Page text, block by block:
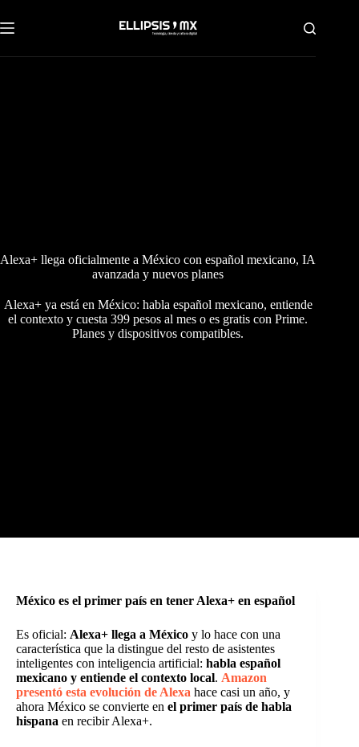
al
contenido
Alexa+ llega oficialmente a México con español mexicano, IA
avanzada y nuevos planes
Alexa+ ya está en México: habla español mexicano, entiende
el contexto y cuesta 399 pesos al mes o es gratis con Prime.
Planes y dispositivos compatibles.
México es el primer país en tener Alexa+ en español
Es oficial: Alexa+ llega a México y lo hace con una
característica que la distingue del resto de asistentes
inteligentes con inteligencia artificial: habla español
mexicano y entiende el contexto local. Amazon
presentó esta evolución de Alexa hace casi un año, y
ahora México se convierte en el primer país de habla
hispana en recibir Alexa+.